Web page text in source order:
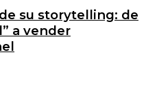
su storytelling: de
a vender